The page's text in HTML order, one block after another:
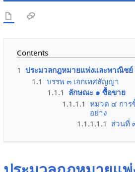
Contents
1 ประมวลกฎหมายแพ่งและพาณิชย์
1.1 บรรพ ๓ เอกเทศสัญญา
1.1.1 ลักษณะ ๑ ซื้อขาย
1.1.1.1 หมวด ๔ การ
อย่าง
1.1.1.1.1 ส่วนที่